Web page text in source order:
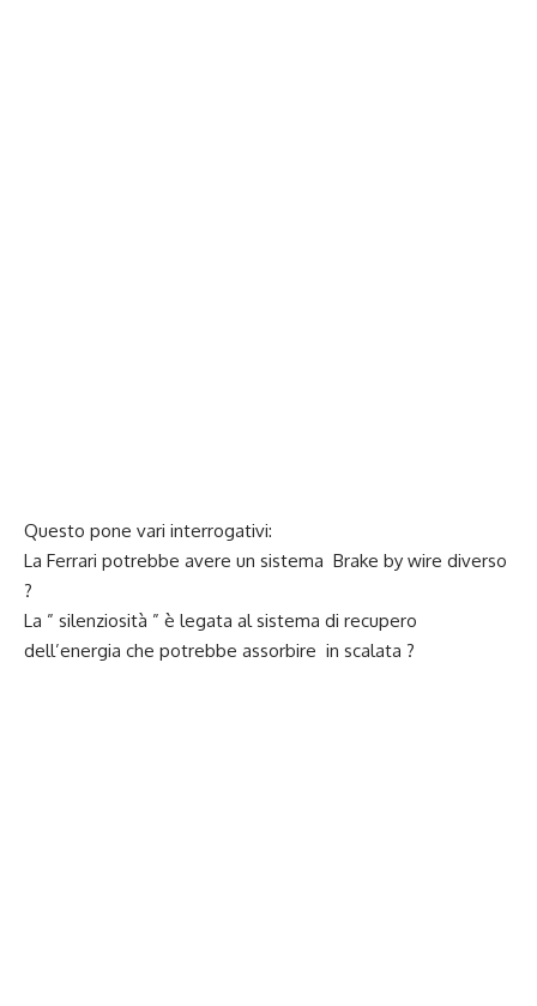
Questo pone vari interrogativi:
La Ferrari potrebbe avere un sistema Brake by wire diverso
?
La ” silenziosità ” è legata al sistema di recupero
dell’energia che potrebbe assorbire in scalata ?